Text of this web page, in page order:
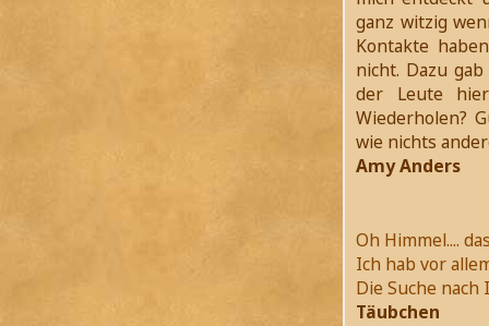
ganz witzig
Kontakte
nicht. Dazu
der Leute
Wiederholen?
wie nichts
Amy Anders
Oh Himmel....
Ich hab vor
Die Suche
Täubchen